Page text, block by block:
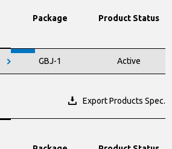
Package Product Status
GBJ-1 Active
Export Products Spec.